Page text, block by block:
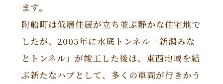
ます。
附船町は低層住居が立ち並ぶ静かな住宅地で
したが、2005年に水底トンネル「新潟みな
とトンネル」が竣工した後は、東西地域を結
ぶ新たなハブとして、多くの車両が行きかう